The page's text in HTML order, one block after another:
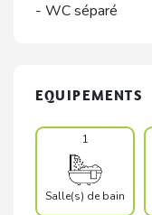
- WC séparé
EQUIPEMENTS
1
Salle(s) de bain